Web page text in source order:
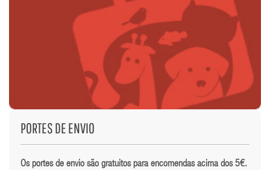
PORTES DE ENVIO
Os portes de envio são gratuitos para encomendas acima dos 5€.